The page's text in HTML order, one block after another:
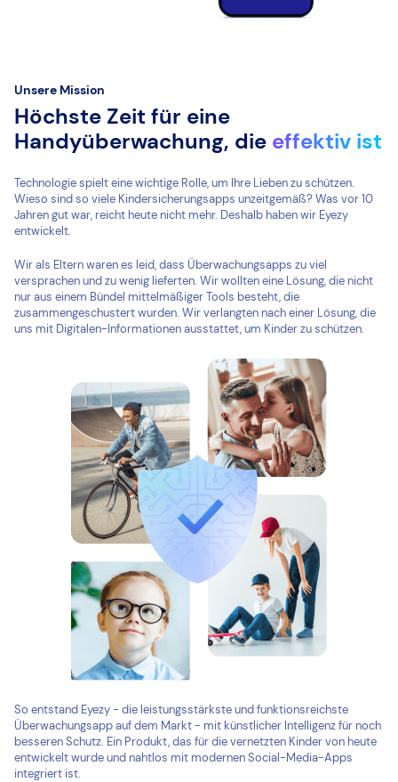
Unsere Mission
Höchste Zeit für eine
Handyüberwachung, die effektiv ist
Technologie spielt eine wichtige Rolle, um Ihre Lieben zu schützen.
Wieso sind so viele Kindersicherungsapps unzeitgemäß? Was vor 10
Jahren gut war, reicht heute nicht mehr. Deshalb haben wir Eyezy
entwickelt.
Wir als Eltern waren es leid, dass Überwachungsapps zu viel
versprachen und zu wenig lieferten. Wir wollten eine Lösung, die nicht
nur aus einem Bündel mittelmäßiger Tools besteht, die
zusammengeschustert wurden. Wir verlangten nach einer Lösung, die
uns mit Digitalen-Informationen ausstattet, um Kinder zu schützen.
So entstand Eyezy - die leistungsstärkste und funktionsreichste
Überwachungsapp auf dem Markt - mit künstlicher Intelligenz für noch
besseren Schutz. Ein Produkt, das für die vernetzten Kinder von heute
entwickelt wurde und nahtlos mit modernen Social-Media-Apps
integriert ist.